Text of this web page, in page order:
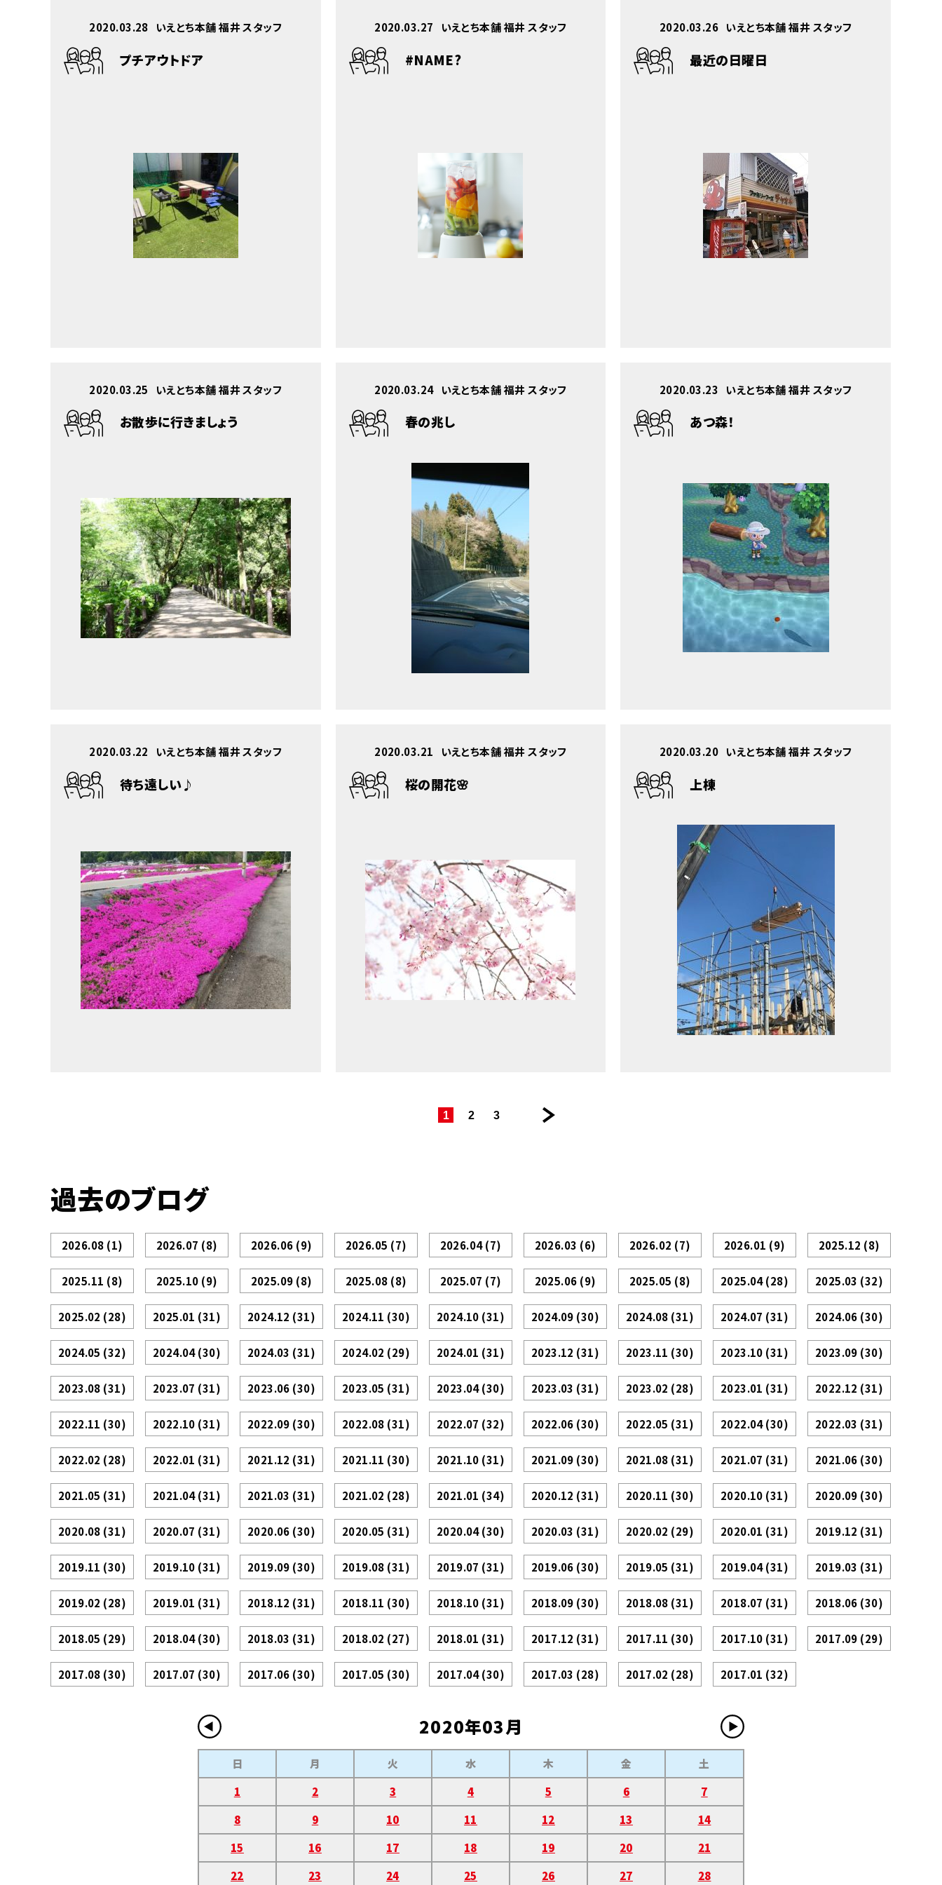
2020.03.28 いえとち本舗 福井 スタッフ
プチアウトドア
2020.03.27 いえとち本舗 福井 スタッフ
#NAME?
2020.03.26 いえとち本舗 福井 スタッフ
最近の日曜日
2020.03.25 いえとち本舗 福井 スタッフ
お散歩に行きましょう
2020.03.24 いえとち本舗 福井 スタッフ
春の兆し
2020.03.23 いえとち本舗 福井 スタッフ
あつ森！
2020.03.22 いえとち本舗 福井 スタッフ
待ち遠しい♪
2020.03.21 いえとち本舗 福井 スタッフ
桜の開花🌸
2020.03.20 いえとち本舗 福井 スタッフ
上棟
1 2 3
次
過去のブログ
2026.08 (1) 2026.07 (8) 2026.06 (9) 2026.05 (7) 2026.04(7) 2026.03 (6) 2026.02 (7) 2026.01 (9) 2025.12 (8)
2025.11 (8) 2025.10 (9) 2025.09 (8) 2025.08 (8) 2025.07 (7) 2025.06 (9) 2025.05 (8) 2025.04(28) 2025.03 (32)
2025.02 (28) 2025.01 (31) 2024.12 (31) 2024.11 (30) 2024.10 (31) 2024.09 (30) 2024.08 (31) 2024.07 (31) 2024.06 (30)
2024.05 (32) 2024.04(30) 2024.03 (31) 2024.02 (29) 2024.01 (31) 2023.12 (31) 2023.11 (30) 2023.10 (31) 2023.09 (30)
2023.08 (31) 2023.07 (31) 2023.06 (30) 2023.05 (31) 2023.04(30) 2023.03 (31) 2023.02 (28) 2023.01 (31) 2022.12 (31)
2022.11 (30) 2022.10 (31) 2022.09 (30) 2022.08 (31) 2022.07 (32) 2022.06 (30) 2022.05 (31) 2022.04(30) 2022.03 (31)
2022.02 (28) 2022.01 (31) 2021.12 (31) 2021.11 (30) 2021.10 (31) 2021.09 (30) 2021.08 (31) 2021.07 (31) 2021.06 (30)
2021.05 (31) 2021.04(31) 2021.03 (31) 2021.02 (28) 2021.01 (34) 2020.12 (31) 2020.11 (30) 2020.10 (31) 2020.09 (30)
2020.08 (31) 2020.07 (31) 2020.06 (30) 2020.05 (31) 2020.04(30) 2020.03 (31) 2020.02 (29) 2020.01 (31) 2019.12 (31)
2019.11 (30) 2019.10 (31) 2019.09 (30) 2019.08 (31) 2019.07 (31) 2019.06 (30) 2019.05 (31) 2019.04(31) 2019.03 (31)
2019.02 (28) 2019.01 (31) 2018.12 (31) 2018.11 (30) 2018.10 (31) 2018.09 (30) 2018.08 (31) 2018.07 (31) 2018.06 (30)
2018.05 (29) 2018.04(30) 2018.03 (31) 2018.02 (27) 2018.01 (31) 2017.12 (31) 2017.11 (30) 2017.10 (31) 2017.09 (29)
2017.08 (30) 2017.07 (30) 2017.06 (30) 2017.05 (30) 2017.04(30) 2017.03 (28) 2017.02 (28) 2017.01 (32)
2020年03月
日 月 火 水 木 金
土
1
2 3 4 5 6
7
8
9 10 11 12 13
14
15
16 17 18 19 20
21
22
23 24 25 26 27 28